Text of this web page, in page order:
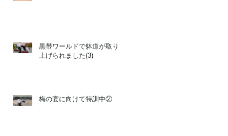
黒帯ワールドで躰道が取り
上げられました(3)
梅の宴に向けて特訓中②